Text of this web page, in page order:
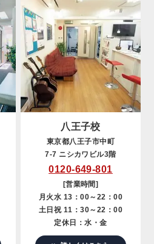
八王子校
東京都八王子市中町
7-7 ニシカワビル3階
0120-649-801
[営業時間]
月火水 13：00～22：00
土日祝 11：30～22：00
定休日：水・金